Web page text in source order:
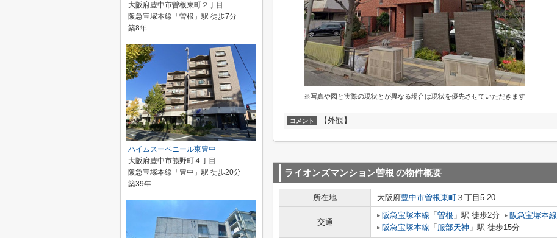
※写真や図と実際の現状とが異なる場合は現状を優先させていただきます
コメント 【外観】
ライオンズマンション曽根 の物件概要
所在地 大阪府豊中市曽根東町 ３丁目5-20
交通
阪急宝塚本線 「 曽根 」駅 徒歩2分 阪急宝塚本線
阪急宝塚本線 「 服部天神 」駅 徒歩15分
大阪府豊中市曽根東町２丁目
阪急宝塚本線「曽根」駅 徒歩7分
築8年
ハイムスーベニール東豊中
大阪府豊中市熊野町４丁目
阪急宝塚本線「豊中」駅 徒歩20分
築39年